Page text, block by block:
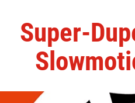
Super-